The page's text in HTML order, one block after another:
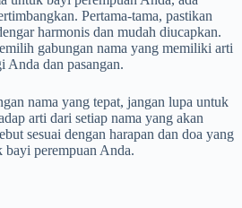
Pertama-tama, pastikan
harmonis dan mudah diucapkan.
gabungan nama yang memiliki arti
Anda dan pasangan.
nama yang tepat, jangan lupa untuk
arti dari setiap nama yang akan
sesuai dengan harapan dan doa yang
perempuan Anda.